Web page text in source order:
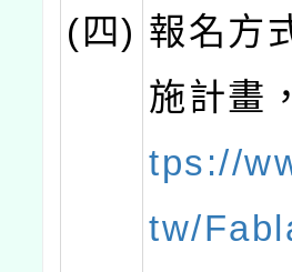
(四) 報名方
施計畫
tps://
tw/